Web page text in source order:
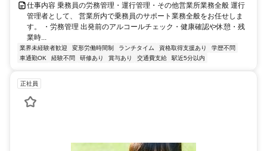
仕事内容 乗務員の労務管理・運行管理・その他営業所業務全般 運行
管理者として、 営業所内で乗務員のサポート業務全般をお任せしま
す。 ・労務管理 出発前のアルコールチェック・健康確認や休憩・残
業時...
業界未経験者歓迎 変形労働時間制 ランチタイム 資格取得支援あり
学歴不問
車通勤OK
経験不問 研修あり 賞与あり 交通費支給 駅近5分以内
正社員